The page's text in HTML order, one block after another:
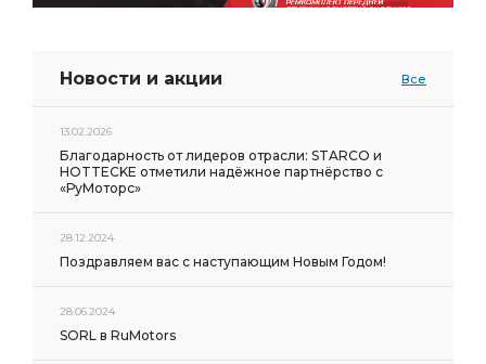
Новости и акции Все
13.02.2026
Благодарность от лидеров отрасли: STARCO и
HOTTECKE отметили надёжное партнёрство с
«РуМоторс»
28.12.2024
Поздравляем вас с наступающим Новым Годом!
28.06.2024
SORL в RuMotors